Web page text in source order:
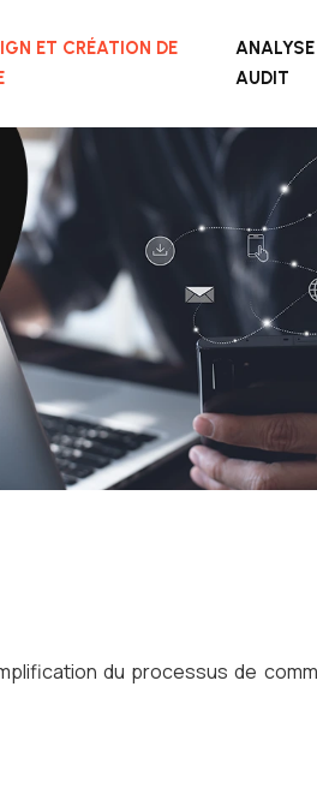
ET CRÉATION DE
AUDIT
du processus de